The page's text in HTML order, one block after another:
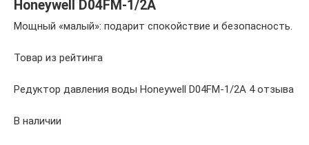
Honeywell D04FM-1/2A
Мощный «малый»: подарит спокойствие и безопасность.
Товар из рейтинга
Редуктор давления воды Honeywell D04FM-1/2A 4 отзыва
В наличии